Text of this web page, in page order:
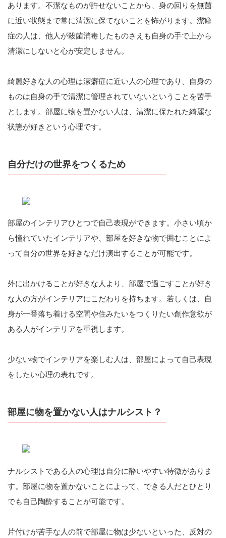
あります。不潔なものが許せないことから、身の回りを無菌
に近い状態まで常に清潔に保てないことを怖がります。潔癖
症の人は、他人が殺菌消毒したものさえも自身の手で上から
清潔にしないと心が安定しません。
綺麗好きな人の心理は潔癖症に近い人の心理であり、自身の
ものは自身の手で清潔に管理されていないということを苦手
とします。部屋に物を置かない人は、清潔に保たれた綺麗な
状態が好きという心理です。
自分だけの世界をつくるため
部屋のインテリアひとつで自己表現ができます。小さい頃か
ら憧れていたインテリアや、部屋を好きな物で囲むことによ
って自分の世界を好きなだけ演出することが可能です。
外に出かけることが好きな人より、部屋で過ごすことが好き
な人の方がインテリアにこだわりを持ちます。若しくは、自
身が一番落ち着ける空間や住みたいをつくりたい創作意欲が
ある人がインテリアを重視します。
少ない物でインテリアを楽しむ人は、部屋によって自己表現
をしたい心理の表れです。
部屋に物を置かない人はナルシスト？
ナルシストである人の心理は自分に酔いやすい特徴がありま
す。部屋に物を置かないことによって、できる人だとひとり
でも自己陶酔することが可能です。
片付けが苦手な人の前で部屋に物は少ないといった、反対の